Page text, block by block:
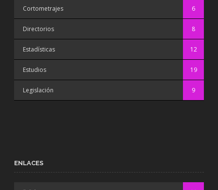
Cortometrajes 6
Directorios 8
Estadísticas 12
Estudios 19
Legislación 9
ENLACES